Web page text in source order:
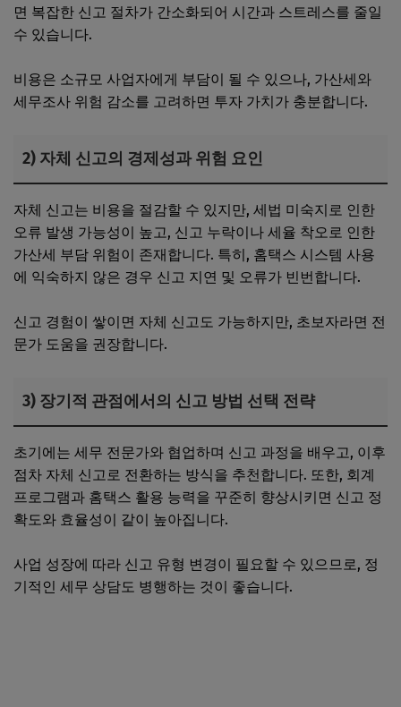
면 복잡한 신고 절차가 간소화되어 시간과 스트레스를 줄일
수 있습니다.
비용은 소규모 사업자에게 부담이 될 수 있으나, 가산세와
세무조사 위험 감소를 고려하면 투자 가치가 충분합니다.
2) 자체 신고의 경제성과 위험 요인
자체 신고는 비용을 절감할 수 있지만, 세법 미숙지로 인한
오류 발생 가능성이 높고, 신고 누락이나 세율 착오로 인한
가산세 부담 위험이 존재합니다. 특히, 홈택스 시스템 사용
에 익숙하지 않은 경우 신고 지연 및 오류가 빈번합니다.
신고 경험이 쌓이면 자체 신고도 가능하지만, 초보자라면 전
문가 도움을 권장합니다.
3) 장기적 관점에서의 신고 방법 선택 전략
초기에는 세무 전문가와 협업하며 신고 과정을 배우고, 이후
점차 자체 신고로 전환하는 방식을 추천합니다. 또한, 회계
프로그램과 홈택스 활용 능력을 꾸준히 향상시키면 신고 정
확도와 효율성이 같이 높아집니다.
사업 성장에 따라 신고 유형 변경이 필요할 수 있으므로, 정
기적인 세무 상담도 병행하는 것이 좋습니다.